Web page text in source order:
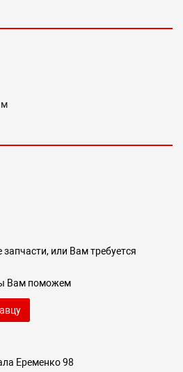
или Вам требуется
Вам поможем
Еременко 98